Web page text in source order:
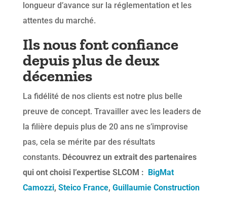
longueur d’avance sur la réglementation et les
attentes du marché.
Ils nous font confiance
depuis plus de deux
décennies
La fidélité de nos clients est notre plus belle
preuve de concept. Travailler avec les leaders de
la filière depuis plus de 20 ans ne s’improvise
pas, cela se mérite par des résultats
constants. Découvrez un extrait des partenaires
qui ont choisi l’expertise SLCOM : BigMat
Camozzi, Steico France, Guillaumie Construction